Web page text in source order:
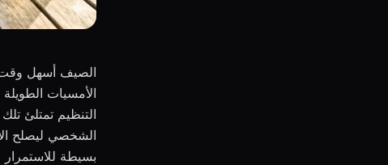
الصيف أسهل وقت
الأمسيات
التنظيم تمتلئ
الشخصي ليصلح
بسيطة